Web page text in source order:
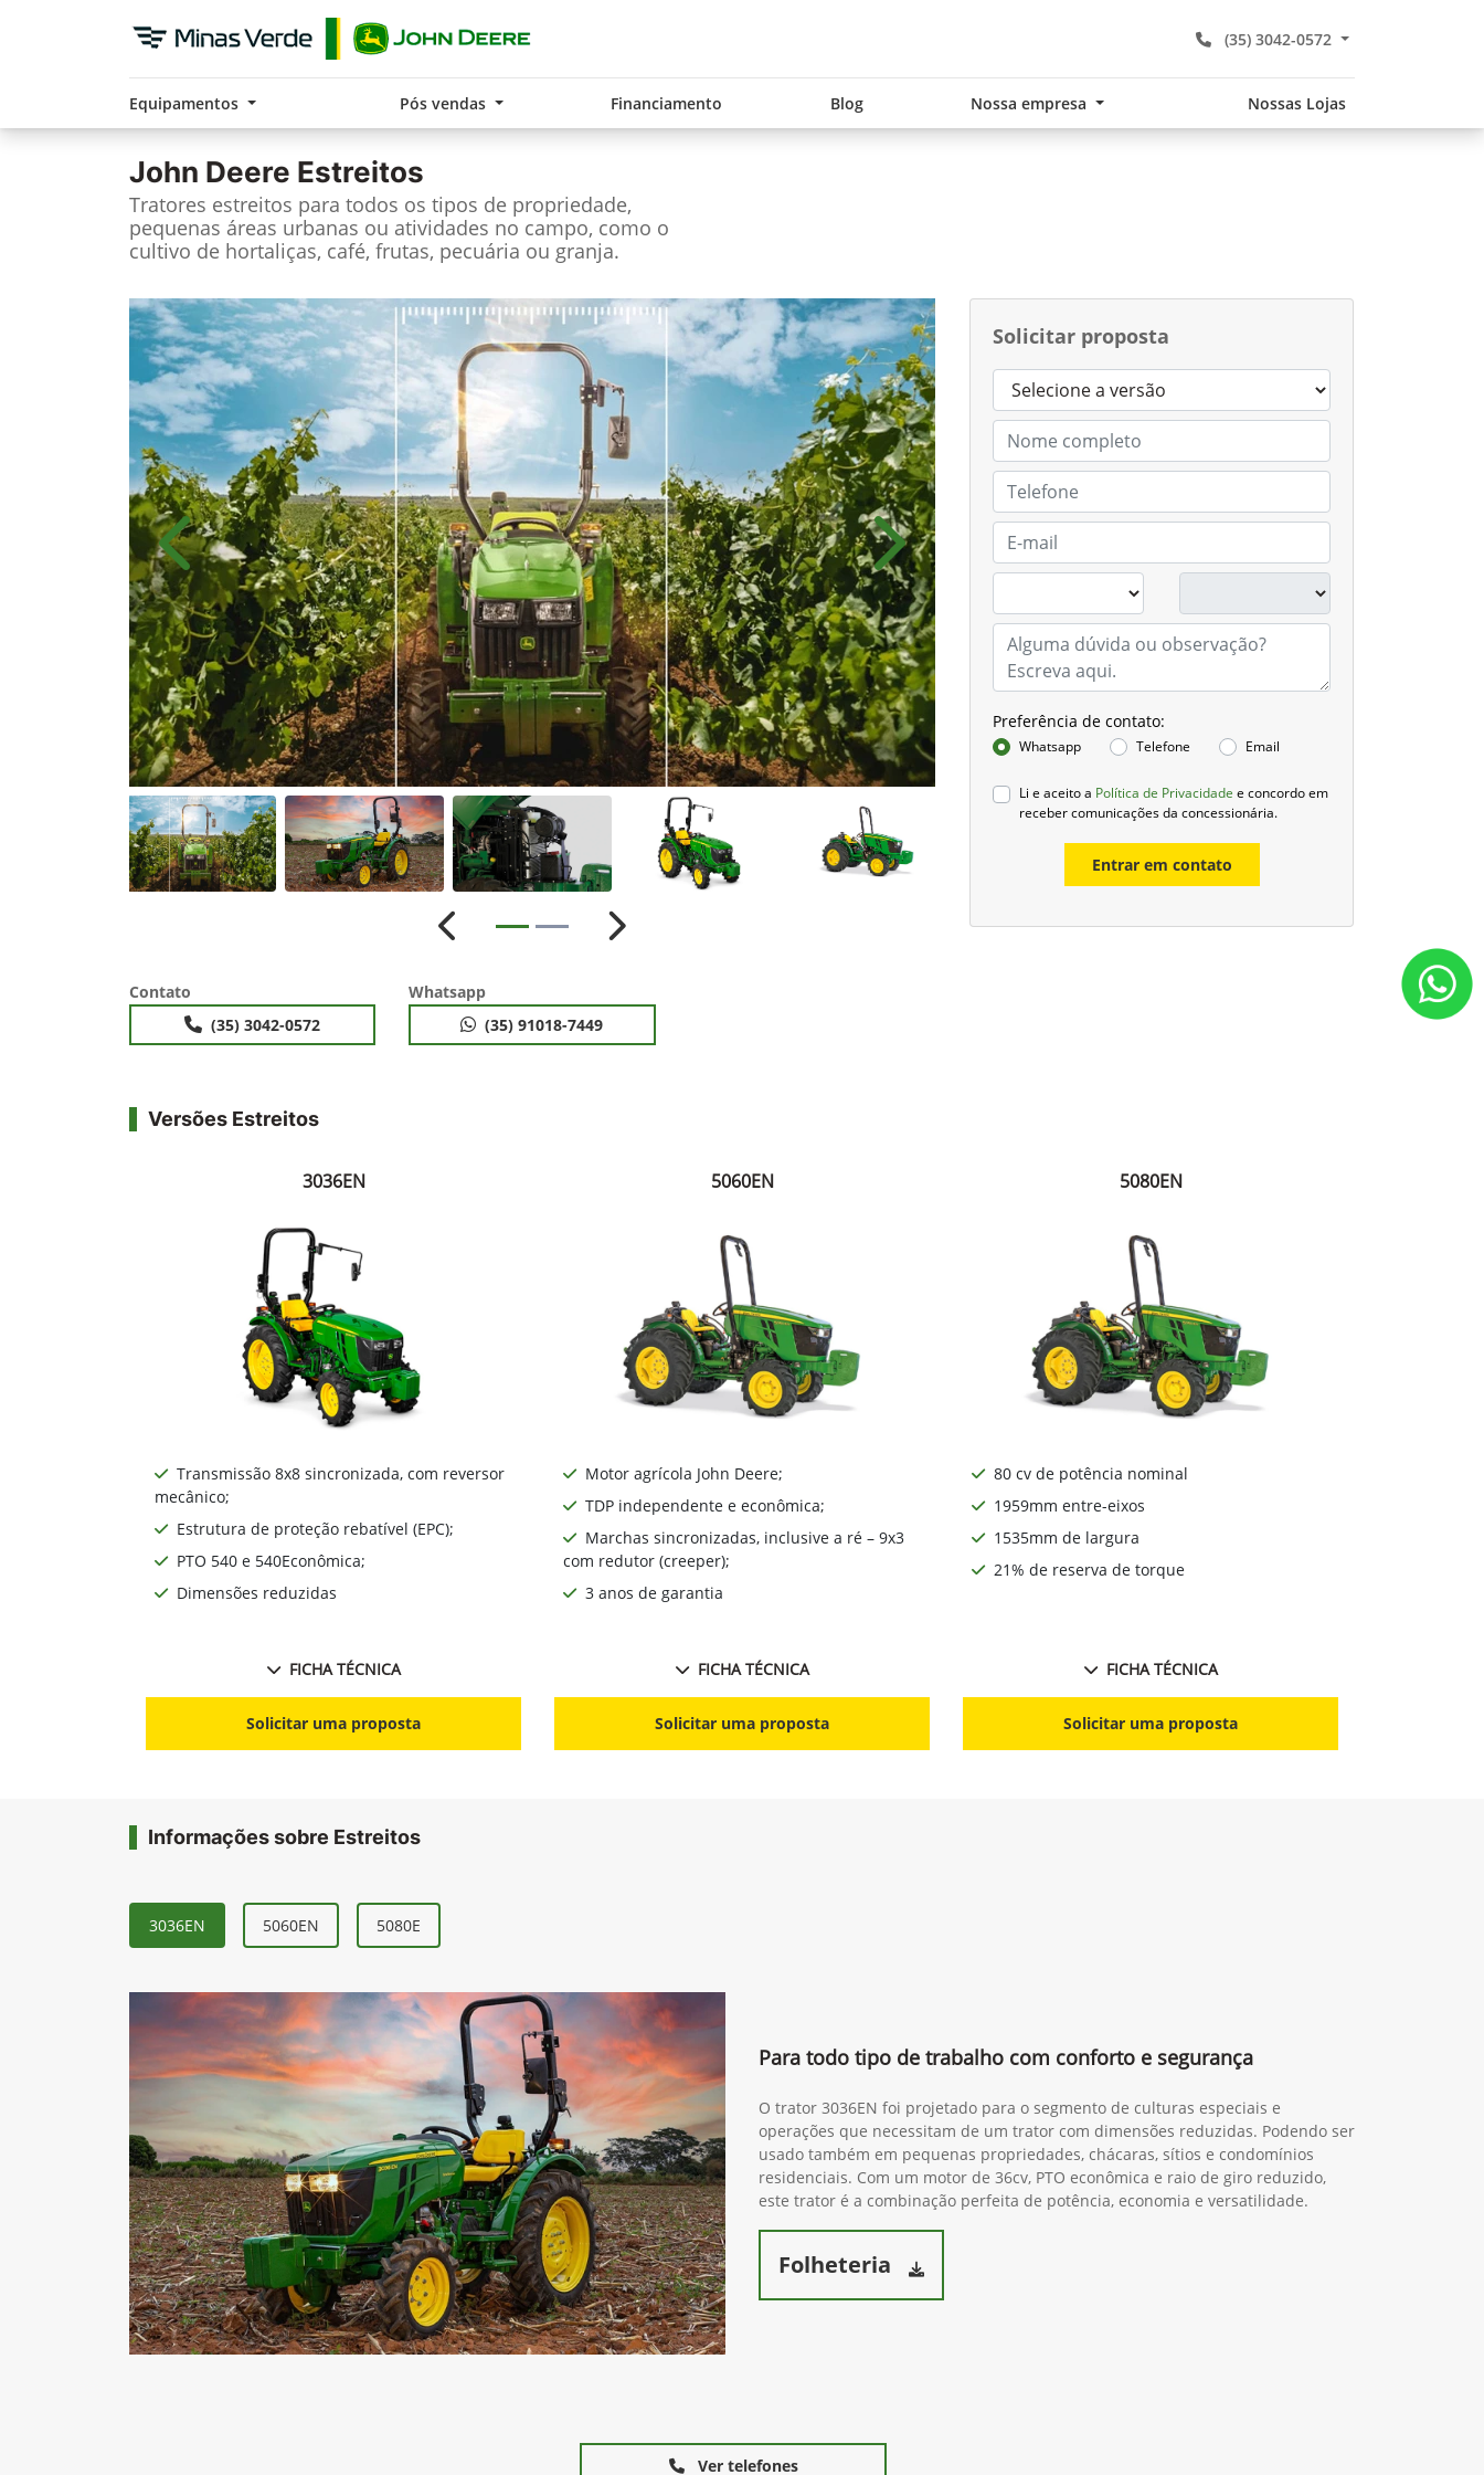
(35) 3042-0572
Equipamentos Pós vendas Financiamento Blog Nossa empresa Nossas Lojas
John Deere Estreitos
Tratores estreitos para todos os tipos de propriedade,
pequenas áreas urbanas ou atividades no campo, como o
cultivo de hortaliças, café, frutas, pecuária ou granja.
Solicitar proposta
Preferência de contato:
Whatsapp Telefone Email
Li e aceito a Política de Privacidade e concordo em
receber comunicações da concessionária.
Entrar em contato
Anterior Próximo
Anterior Próximo
Contato
(35) 3042-0572
Whatsapp
(35) 91018-7449
Versões Estreitos
3036EN
Transmissão 8x8 sincronizada, com reversor
mecânico;
Estrutura de proteção rebatível (EPC);
PTO 540 e 540Econômica;
Dimensões reduzidas
FICHA TÉCNICA
Solicitar uma proposta
5060EN
Motor agrícola John Deere;
TDP independente e econômica;
Marchas sincronizadas, inclusive a ré – 9x3
com redutor (creeper);
3 anos de garantia
FICHA TÉCNICA
Solicitar uma proposta
5080EN
80 cv de potência nominal
1959mm entre-eixos
1535mm de largura
21% de reserva de torque
FICHA TÉCNICA
Solicitar uma proposta
Informações sobre Estreitos
3036EN 5060EN 5080E
Para todo tipo de trabalho com conforto e segurança
O trator 3036EN foi projetado para o segmento de culturas especiais e
operações que necessitam de um trator com dimensões reduzidas. Podendo ser
usado também em pequenas propriedades, chácaras, sítios e condomínios
residenciais. Com um motor de 36cv, PTO econômica e raio de giro reduzido,
este trator é a combinação perfeita de potência, economia e versatilidade.
Folheteria
Ver telefones